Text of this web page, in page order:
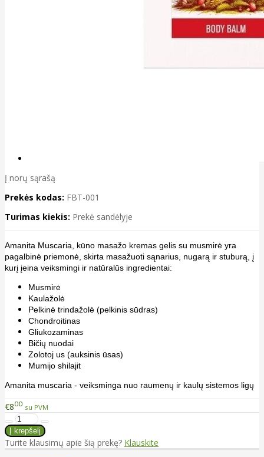
Į norų sąrašą
Prekės kodas: FBT-001
Turimas kiekis: Prekė sandėlyje
Amanita Muscaria, kūno masažo kremas gelis su musmirė yra
pagalbinė priemonė, skirta masažuoti sąnarius, nugarą ir stuburą, į
kurį įeina veiksmingi ir natūralūs ingredientai:
Musmirė
Kaulažolė
Pelkinė trindažolė (pelkinis sūdras)
Chondroitinas
Gliukozaminas
Bičių nuodai
Zolotoj us (auksinis ūsas)
Mumijo shilajit
Amanita muscaria - veiksminga nuo raumenų ir kaulų sistemos ligų
€800 su PVM
Turite klausimų apie šią prekę? Klauskite